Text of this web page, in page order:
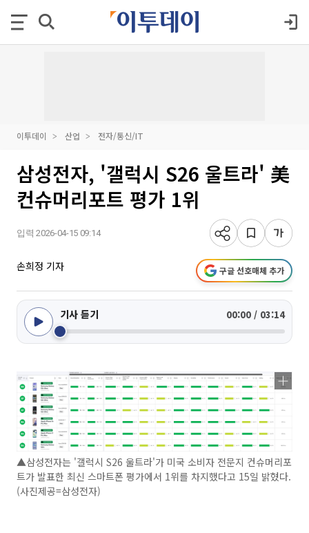
이투데이 산업 전자/통신/IT
삼성전자, '갤럭시 S26 울트라' 美
컨슈머리포트 평가 1위
입력 2026-04-15 09:14
손희정 기자 구글 선호매체 추가
기사 듣기 00:00 / 03:14
▲삼성전자는 '갤럭시 S26 울트라'가 미국 소비자 전문지 컨슈머리포
트가 발표한 최신 스마트폰 평가에서 1위를 차지했다고 15일 밝혔다.
(사진제공=삼성전자)